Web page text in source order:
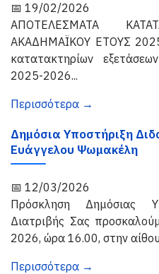
📅 19/02/2026
ΑΠΟΤΕΛΕΣΜΑΤΑ
ΑΚΑΔΗΜΑΪΚΟΥ ΕΤΟΥΣ
κατατακτηρίων
2025-2026...
Περισσότερα →
Δημόσια Υποστήριξη
Ευάγγελου Ψωμακέλη
📅 12/03/2026
Πρόσκληση Δημόσιας
Διατριβής Σας
2026, ώρα 16.00, στην
Περισσότερα →